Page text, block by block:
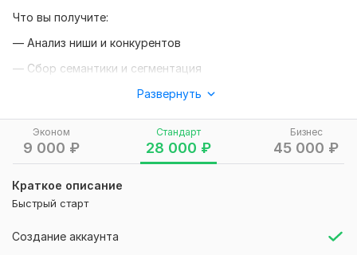
Эконом
9 000 ₽
Стандарт
28 000 ₽
Бизнес
45 000 ₽
Краткое описание
Быстрый старт
Создание аккаунта
Что вы получите:
— Анализ ниши и конкурентов
— Сбор семантики и сегментация
— Настройка поиска и РСЯ
— Создание продающих объявлений
— Настройка ретаргетинга
Мой подход:
— ищу связки с низким CPL
Развернуть